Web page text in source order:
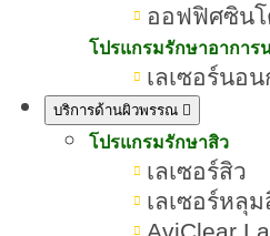
ออฟฟิศซินโ
โปรแกรมรักษาอาการ
เลเซอร์นอ
บริการด้านผิวพรรณ
โปรแกรมรักษาสิว
เลเซอร์สิว
เลเซอร์หลุม
New Gen
»
โปรแกรม
ดูแลผิว
หน้า